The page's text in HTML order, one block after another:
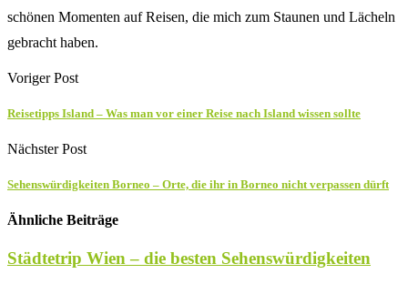
schönen Momenten auf Reisen, die mich zum Staunen und Lächeln
gebracht haben.
Voriger Post
Reisetipps Island – Was man vor einer Reise nach Island wissen sollte
Nächster Post
Sehenswürdigkeiten Borneo – Orte, die ihr in Borneo nicht verpassen dürft
Ähnliche Beiträge
Städtetrip Wien – die besten Sehenswürdigkeiten